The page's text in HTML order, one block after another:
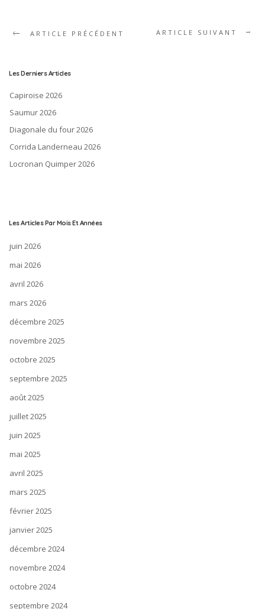
ARTICLE PRÉCÉDENT ARTICLE SUIVANT
Les Derniers Articles
Capiroise 2026
Saumur 2026
Diagonale du four 2026
Corrida Landerneau 2026
Locronan Quimper 2026
Les Articles Par Mois Et Années
juin 2026
mai 2026
avril 2026
mars 2026
décembre 2025
novembre 2025
octobre 2025
septembre 2025
août 2025
juillet 2025
juin 2025
mai 2025
avril 2025
mars 2025
février 2025
janvier 2025
décembre 2024
novembre 2024
octobre 2024
septembre 2024